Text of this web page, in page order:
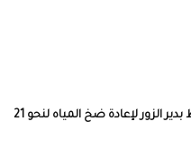
تأهيل محطة مياه مراط بدير الزور لإعادة ضخ المياه لنحو 21